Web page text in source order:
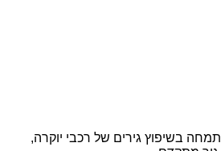
בשיפוץ גירים של רכבי יוקרה,